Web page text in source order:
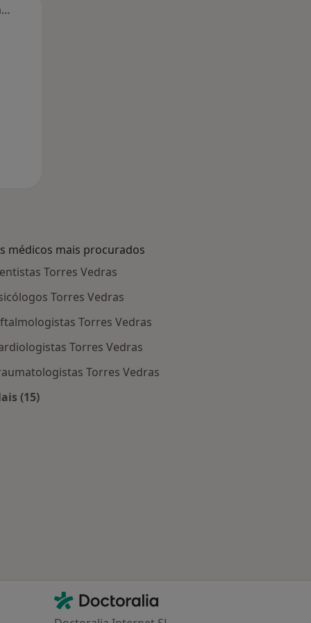
Segunda-feira
médicos mais procurados
Torres Vedras
Torres Vedras
Torres Vedras
Torres Vedras
Torres Vedras
(15)
Contacto
Doctoralia - Homepage